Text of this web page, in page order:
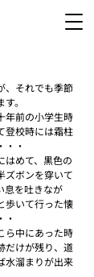
、それでも季節
。
年前の小学生時
登校時には霜柱
・・
はめて、黒色の
ズボンを穿いて
息を吐きなが
歩いて行った懐
・
ら中にあった時
だけが残り、道
水溜まりが出来